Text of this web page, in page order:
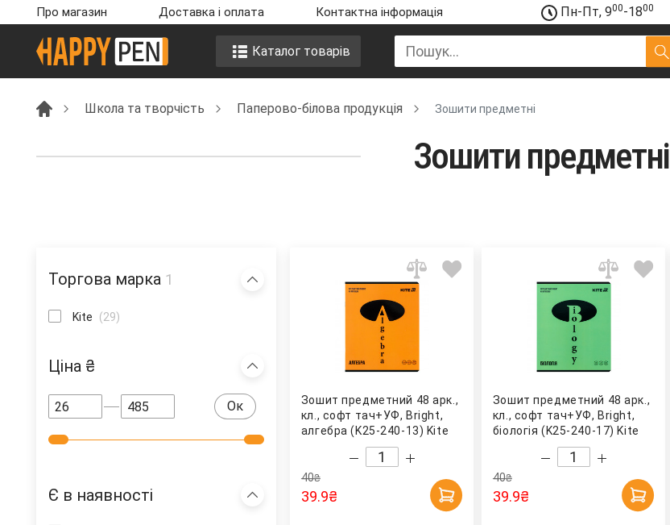
Про магазин Доставка i оплата Контактна інформація Пн-Пт, 900-1800
Каталог товарів
Школа та творчість Паперово-білова продукція Зошити предметні
Зошити предметні
Торгова марка 1
Kite (29)
Ціна ₴
Ок
Є в наявності
Зошит предметний 48 арк.,
кл., софт тач+УФ, Bright,
алгебра (K25-240-13) Kite
40₴
39.9₴
Зошит предметний 48 арк.,
кл., софт тач+УФ, Bright,
біологія (K25-240-17) Kite
40₴
39.9₴